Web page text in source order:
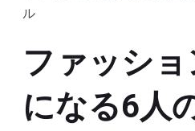
ル
ファッシ
になる6人